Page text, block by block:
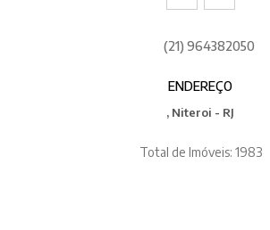
(21) 964382050
ENDEREÇO
, Niteroi - RJ
Total de Imóveis: 1983